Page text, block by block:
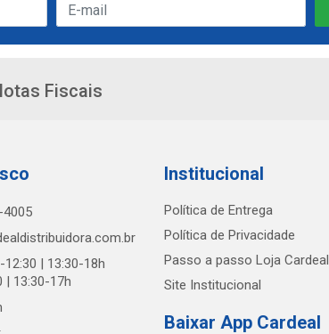
Fiscais
4005
12:30 | 13:30-18h
| 13:30-17h
Institucional
Política de Entrega
Política de Privacidade
Passo a passo Loja Cardeal
Site Institucional
Baixar App Cardeal